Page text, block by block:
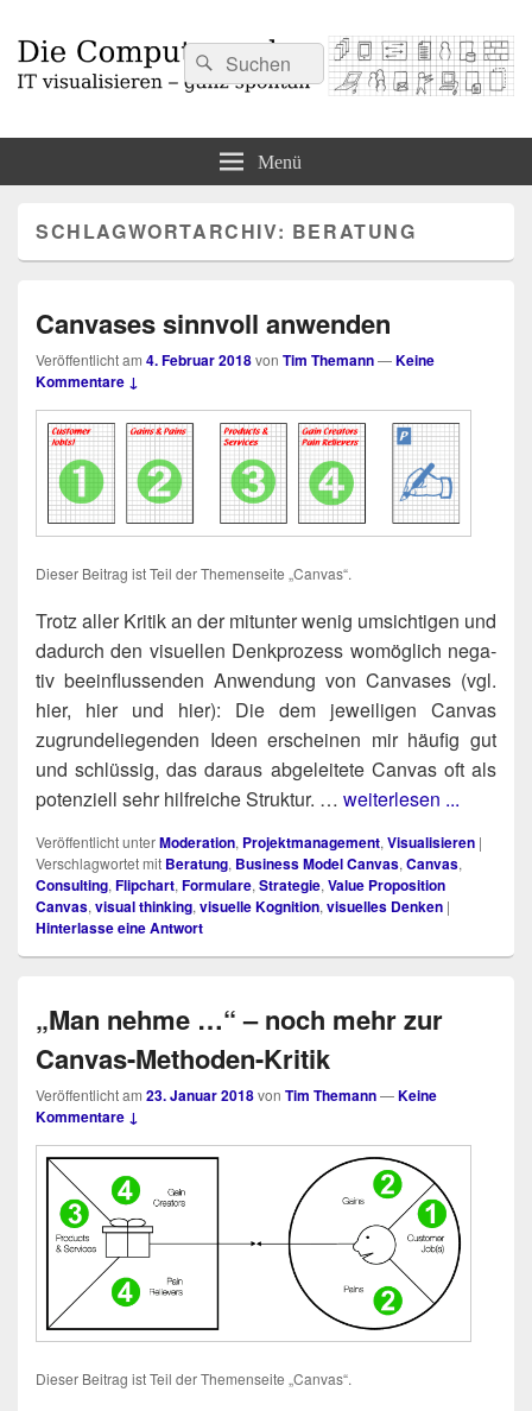
Suchen
nach:
Suchen
Menü
SCHLAGWORTARCHIV: BERATUNG
Canvases sinnvoll anwenden
Veröffentlicht am 4. Februar 2018von Tim Themann—Keine
Kommentare ↓
Die­ser Bei­trag ist Teil der The­men­sei­te „Can­vas“.
Trotz aller Kri­tik an der mit­un­ter wenig umsich­ti­gen und
dadurch den visu­el­len Denk­pro­zess womög­lich nega­
tiv beein­flus­sen­den Anwen­dung von Can­va­ses (vgl.
hier, hier und hier): Die dem jewei­li­gen Can­vas
zugrun­de­lie­gen­den Ideen erschei­nen mir häu­fig gut
und schlüs­sig, das dar­aus abge­lei­te­te Can­vas oft als
poten­zi­ell sehr hilf­rei­che Struk­tur. … weiterlesen ...
Veröffentlicht unterModeration, Projektmanagement, Visualisieren |
Verschlagwortet mit Beratung, Business Model Canvas, Canvas,
Consulting, Flipchart, Formulare, Strategie, Value Proposition
Canvas, visual thinking, visuelle Kognition, visuelles Denken |
Hinterlasse eine Antwort
„Man nehme …“ – noch mehr zur
Canvas-Methoden-Kritik
Veröffentlicht am 23. Januar 2018von Tim Themann—Keine
Kommentare ↓
Die­ser Bei­trag ist Teil der The­men­sei­te „Can­vas“.